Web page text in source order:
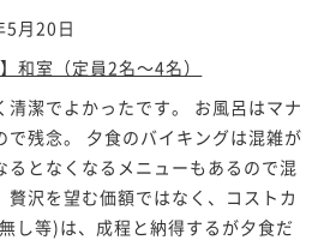
5月20日
】和室（定員2名～4名）
清潔でよかったです。 お風呂はマナ
で残念。 夕食のバイキングは混雑が
るとなくなるメニューもあるので混
沢を望む価額ではなく、コストカ
し等)は、成程と納得するが夕食だ